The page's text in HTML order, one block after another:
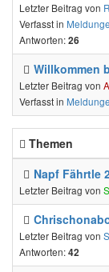
Letzter Beitrag von
Verfasst in
Antworten:26
Willkommen
Letzter Beitrag von
Verfasst in
Themen
Napf Fährtle
Letzter Beitrag von
Letzter Beitrag von
Antworten:42